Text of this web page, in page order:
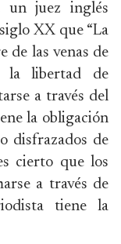
un juez inglés
XX que “La
de las venas de
la libertad de
a través del
la obligación
disfrazados de
cierto que los
a través de
tiene la